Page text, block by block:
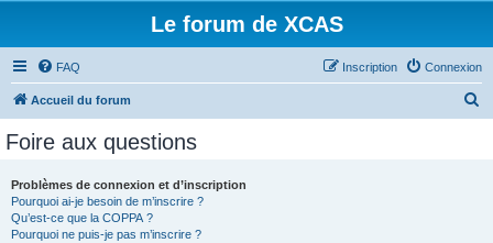
Le forum de XCAS
FAQ Connexion
Inscription
Accueil du forum
Foire aux questions
Problèmes de connexion et d’inscription
Pourquoi ai-je besoin de m’inscrire ?
Qu’est-ce que la COPPA ?
Pourquoi ne puis-je pas m’inscrire ?